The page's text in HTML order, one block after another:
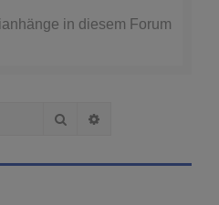
in diesem Forum
Suche